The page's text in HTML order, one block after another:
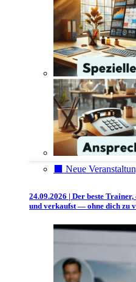
⬛️ Neue
24.09.2026 | Der beste
und verkaufst — ohne dich zu